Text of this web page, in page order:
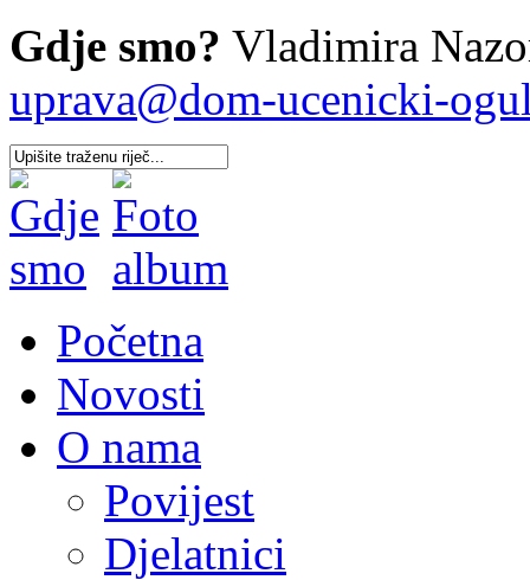
Gdje smo? Vladimira
uprava@dom-ucenicki-
Početna
Novosti
O nama
Povijest
Djelatnici